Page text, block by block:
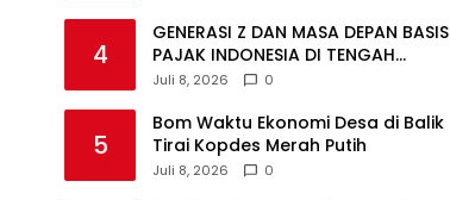
4
GENERASI Z DAN MASA DEPAN BASIS
PAJAK INDONESIA DI TENGAH
DISRUPSI GLOBAL
Juli 8, 2026 0
5
Bom Waktu Ekonomi Desa di Balik
Tirai Kopdes Merah Putih
Juli 8, 2026 0